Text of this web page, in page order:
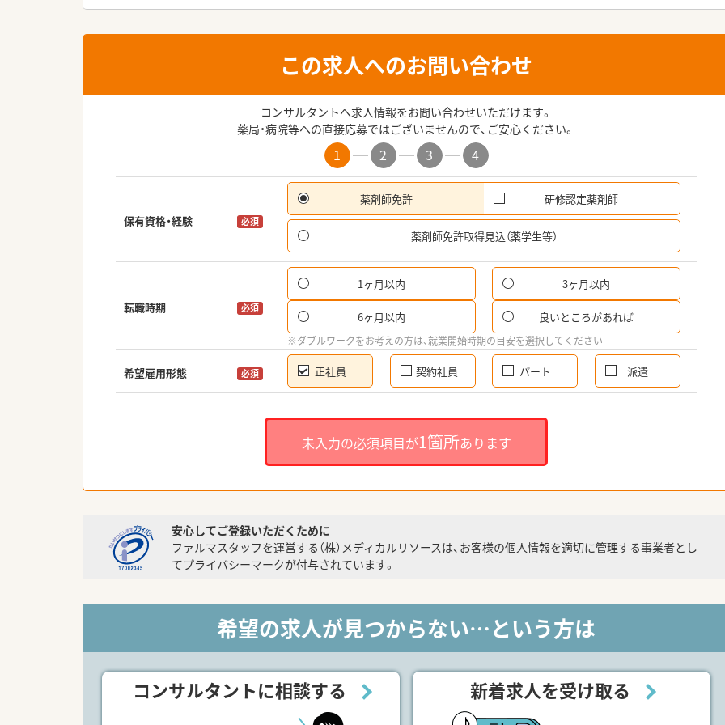
この求人へのお問い合わせ
コンサルタントへ求人情報をお問い合わせいただけます。
薬局・病院等への直接応募ではございませんので、ご安心ください。
1 2 3 4
保有資格・経験 必須
薬剤師免許 研修認定薬剤師
薬剤師免許取得見込（薬学生等）
転職時期 必須
1ヶ月以内 3ヶ月以内
6ヶ月以内 良いところがあれば
※ダブルワークをお考えの方は、就業開始時期の目安を選択してください
希望雇用形態 必須 正社員 契約社員 パート 派遣
未入力の必須項目が1箇所あります
安心してご登録いただくために
ファルマスタッフを運営する（株）メディカルリソースは、お客様の個人情報を適切に管理する事業者とし
てプライバシーマークが付与されています。
希望の求人が見つからない…という方は
コンサルタントに相談する 新着求人を受け取る